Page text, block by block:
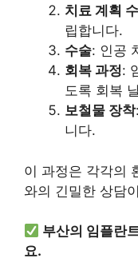
치료 계획
립합니다.
수술: 인공
회복 과정:
도록 회복
보철물 장착
니다.
이 과정은 각각의
와의 긴밀한 상담
부산의 임플란
요.